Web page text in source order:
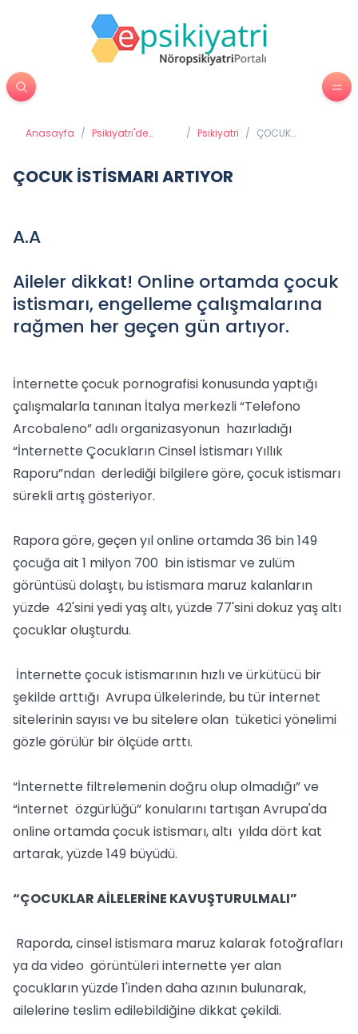
Anasayfa / Psikiyatri'de
/ Psikiyatri / ÇOCUK
ÇOCUK İSTİSMARI ARTIYOR
A.A
Aileler dikkat! Online ortamda çocuk
istismarı, engelleme çalışmalarına
rağmen her geçen gün artıyor.
İnternette çocuk pornografisi konusunda yaptığı
çalışmalarla tanınan İtalya merkezli “Telefono
Arcobaleno” adlı organizasyonun hazırladığı
“İnternette Çocukların Cinsel İstismarı Yıllık
Raporu”ndan derlediği bilgilere göre, çocuk istismarı
sürekli artış gösteriyor.
Rapora göre, geçen yıl online ortamda 36 bin 149
çocuğa ait 1 milyon 700 bin istismar ve zulüm
görüntüsü dolaştı, bu istismara maruz kalanların
yüzde 42'sini yedi yaş altı, yüzde 77'sini dokuz yaş altı
çocuklar oluşturdu.
İnternette çocuk istismarının hızlı ve ürkütücü bir
şekilde arttığı Avrupa ülkelerinde, bu tür internet
sitelerinin sayısı ve bu sitelere olan tüketici yönelimi
gözle görülür bir ölçüde arttı.
“İnternette filtrelemenin doğru olup olmadığı” ve
“internet özgürlüğü” konularını tartışan Avrupa'da
online ortamda çocuk istismarı, altı yılda dört kat
artarak, yüzde 149 büyüdü.
“ÇOCUKLAR AİLELERİNE KAVUŞTURULMALI”
Raporda, cinsel istismara maruz kalarak fotoğrafları
ya da video görüntüleri internette yer alan
çocukların yüzde 1'inden daha azının bulunarak,
ailelerine teslim edilebildiğine dikkat çekildi.